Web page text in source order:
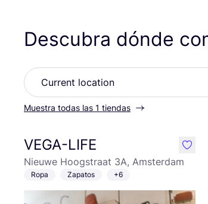
Descubra dónde
Muestra todas las 1 tiendas
VEGA-LIFE
Nieuwe Hoogstraat 3A, Amsterdam
Ropa Zapatos +6
like